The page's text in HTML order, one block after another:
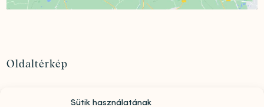
Sütik használatának
Oldaltérkép